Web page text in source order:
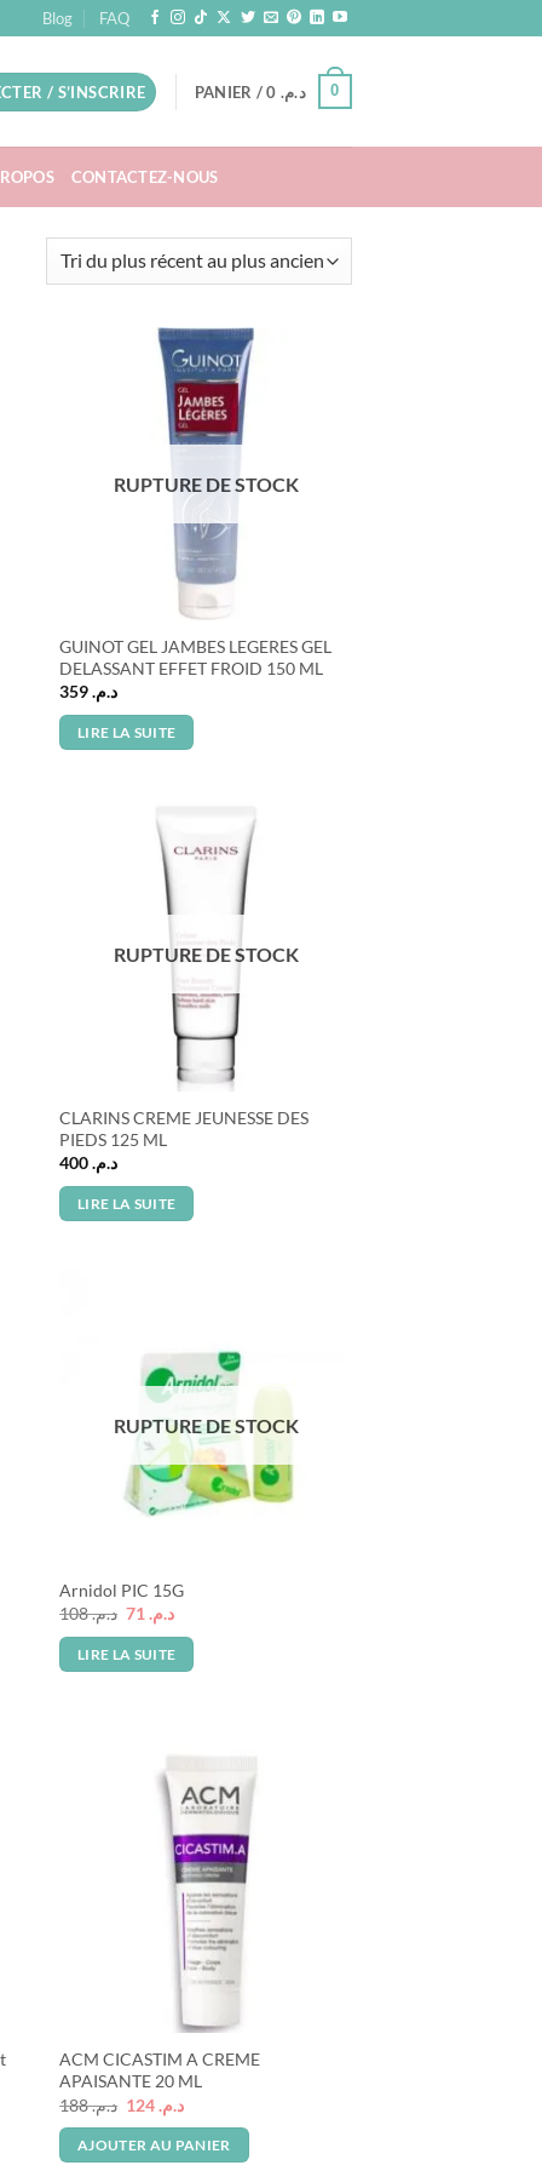
Blog FAQ
/ S’INSCRIRE PANIER / د.م. 0
CONTACTEZ-NOUS
RUPTURE DE STOCK
GUINOT GEL JAMBES LEGERES GEL
DELASSANT EFFET FROID 150 ML
د.م.359
LIRE LA SUITE
RUPTURE DE STOCK
CLARINS CREME JEUNESSE DES
PIEDS 125 ML
د.م.400
LIRE LA SUITE
RUPTURE DE STOCK
Arnidol PIC 15G
د.م.108
Le
prix
initial
était :
د.م.71
Le
actuel
est :
LIRE LA SUITE
ACM CICASTIM A CREME
APAISANTE 20 ML
د.م.188
Le
initial
était :
د.م.124
Le
actuel
est :
AJOUTER AU PANIER